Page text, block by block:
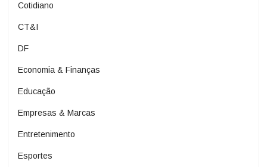
Cotidiano
CT&I
DF
Economia & Finanças
Educação
Empresas & Marcas
Entretenimento
Esportes